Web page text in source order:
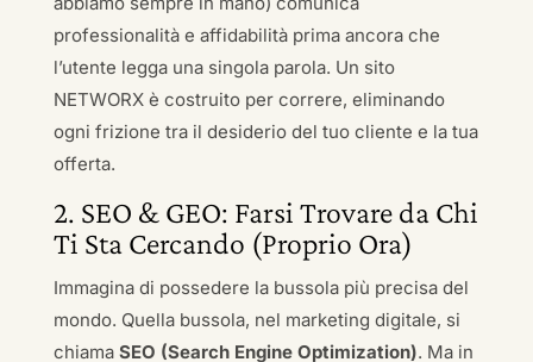
professionalità e affidabilità prima ancora che
l’utente legga una singola parola. Un sito
NETWORX è costruito per correre, eliminando
ogni frizione tra il desiderio del tuo cliente e la tua
offerta.
2. SEO & GEO: Farsi Trovare da Chi
Ti Sta Cercando (Proprio Ora)
Immagina di possedere la bussola più precisa del
mondo. Quella bussola, nel marketing digitale, si
chiama SEO (Search Engine Optimization). Ma in